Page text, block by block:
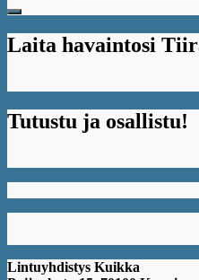
Laita havaintosi
Tutustu ja osallistu!
Lintuyhdistys Kuikka